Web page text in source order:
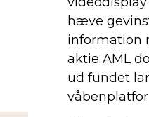
hæve
information
aktie AML
ud fundet